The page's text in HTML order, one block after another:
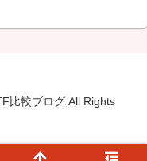
比較ブログ All Rights